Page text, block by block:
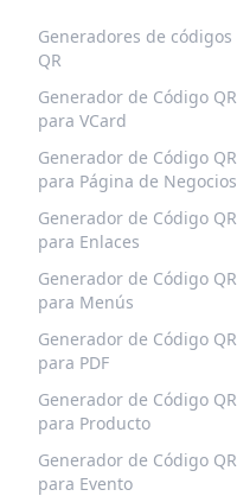
Generadores de códigos
QR
Generador de Código QR
para VCard
Generador de Código QR
para Página de Negocios
Generador de Código QR
para Enlaces
Generador de Código QR
para Menús
Generador de Código QR
para PDF
Generador de Código QR
para Producto
Generador de Código QR
para Evento